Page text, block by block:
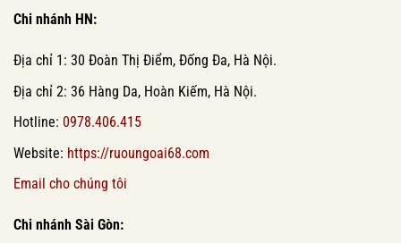
Chi nhánh HN:
Địa chỉ 1: 30 Đoàn Thị Điểm, Đống Đa, Hà Nội.
Địa chỉ 2: 36 Hàng Da, Hoàn Kiếm, Hà Nội.
Hotline: 0978.406.415
Website: https://ruoungoai68.com
Email cho chúng tôi
Chi nhánh Sài Gòn: